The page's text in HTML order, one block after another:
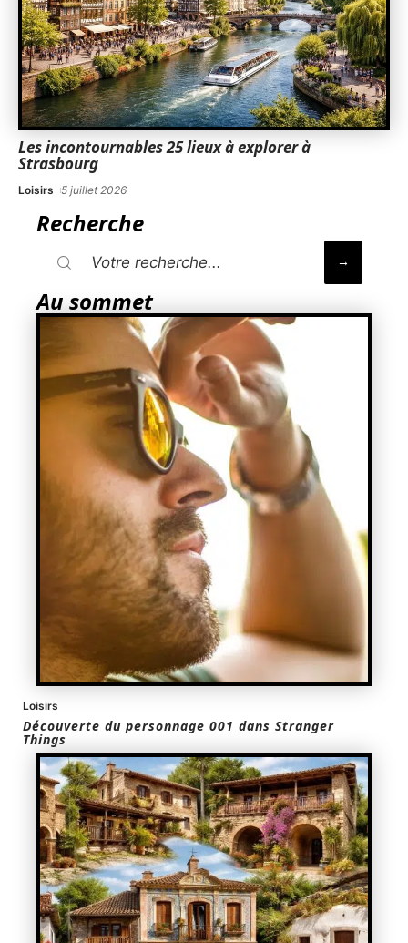
Les incontournables 25 lieux à explorer à
Strasbourg
Loisirs 5 juillet 2026
Recherche
Au sommet
Loisirs
Découverte du personnage 001 dans Stranger
Things